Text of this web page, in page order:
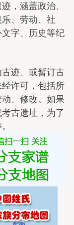
，涵盖政治、
、劳动、社
字、历史等纪
迹、或暂订古
许可，包括所
、修改。如果
古遗址，为了